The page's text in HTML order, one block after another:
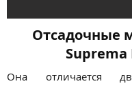
Отсадочные
Suprema
Она отличается